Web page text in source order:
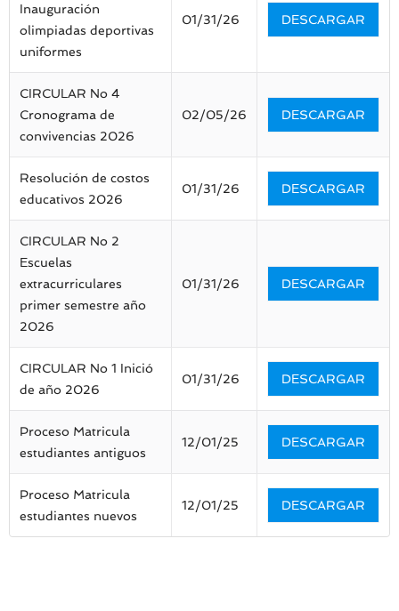
Inauguración
olimpiadas deportivas
uniformes
01/31/26 DESCARGAR
CIRCULAR No 4
Cronograma de
convivencias 2026
02/05/26 DESCARGAR
Resolución de costos
educativos 2026
01/31/26 DESCARGAR
CIRCULAR No 2
Escuelas
extracurriculares
primer semestre año
2026
01/31/26 DESCARGAR
CIRCULAR No 1 Inició
de año 2026
01/31/26 DESCARGAR
Proceso Matricula
estudiantes antiguos
12/01/25 DESCARGAR
Proceso Matricula
estudiantes nuevos
12/01/25 DESCARGAR